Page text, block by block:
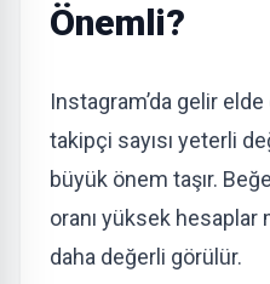
Önemli?
Instagram’da gelir
takipçi sayısı yeterli
büyük önem taşır.
oranı yüksek hesaplar
daha değerli görülür.